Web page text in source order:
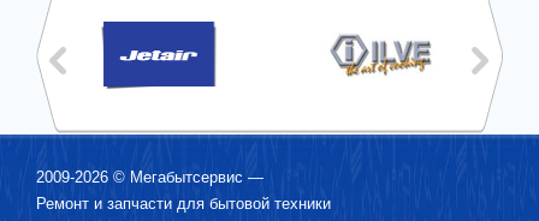
2009-2026 © Мегабытсервис —
Ремонт и запчасти для бытовой техники